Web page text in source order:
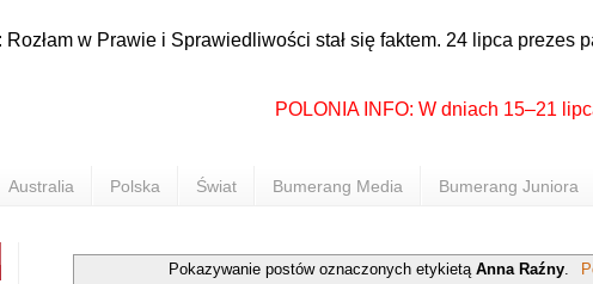
w Prawie i Sprawiedliwości stał się faktem. 24 lipca prezes
POLONIA INFO: W dniach 15–21 lipca
Australia Polska Świat Bumerang Media Bumerang Juniora
Pokazywanie postów oznaczonych etykietąAnna Raźny.